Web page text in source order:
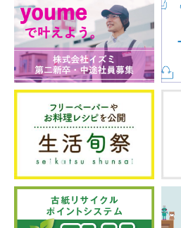
お客様が気軽に何度でも来たく
接客を目指し、
お店にある商品がお客様の魅力
装)になることを目指しています